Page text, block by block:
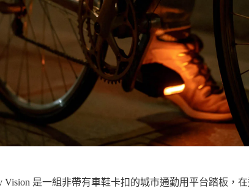
Vision 是一組非帶有車鞋卡扣的城市通勤用平台踏板，